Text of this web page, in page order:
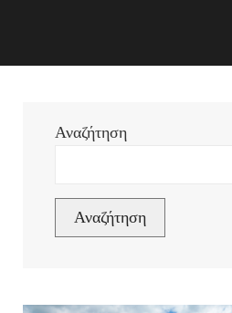
Αναζήτηση
Αναζήτηση